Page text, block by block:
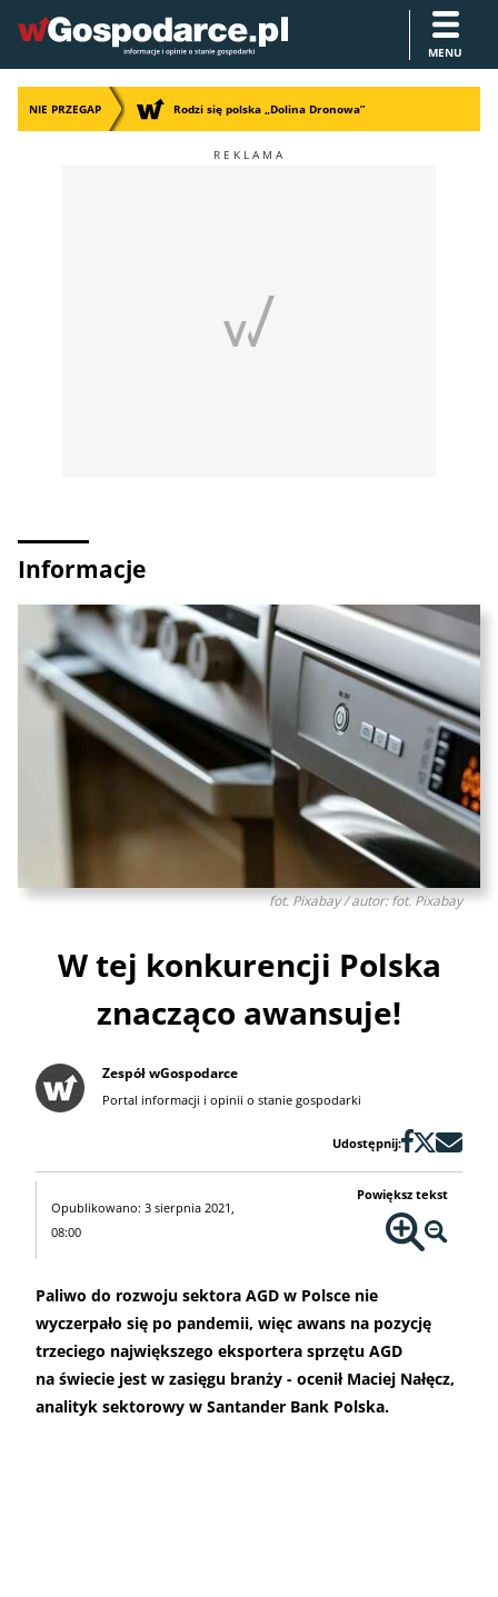
MENU
NIE PRZEGAP Rodzi się polska „Dolina Dronowa”
Informacje
fot. Pixabay / autor: fot. Pixabay
W tej konkurencji Polska
znacząco awansuje!
Zespół wGospodarce
Portal informacji i opinii o stanie gospodarki
Udostępnij:
Opublikowano: 3 sierpnia 2021,
08:00
Powiększ tekst
Paliwo do rozwoju sektora AGD w Polsce nie
wyczerpało się po pandemii, więc awans na pozycję
trzeciego największego eksportera sprzętu AGD
na świecie jest w zasięgu branży - ocenił Maciej Nałęcz,
analityk sektorowy w Santander Bank Polska.